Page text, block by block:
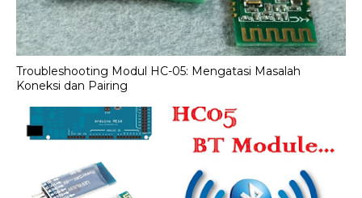
Troubleshooting Modul HC-05: Mengatasi Masalah
Koneksi dan Pairing